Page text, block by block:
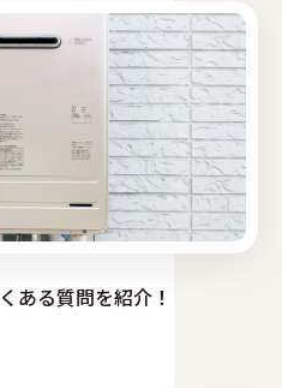
ある質問を紹介！